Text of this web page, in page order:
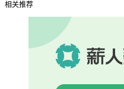
相关推荐